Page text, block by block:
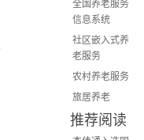
全国养老服务
信息系统
社区嵌入式养
老服务
农村养老服务
旅居养老
推荐阅读